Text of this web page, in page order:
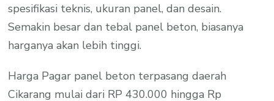
spesifikasi teknis, ukuran panel, dan desain.
Semakin besar dan tebal panel beton, biasanya
harganya akan lebih tinggi.
Harga Pagar panel beton terpasang daerah
Cikarang mulai dari RP 430.000 hingga Rp